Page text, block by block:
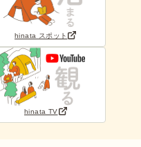
hinata スポット
hinata TV